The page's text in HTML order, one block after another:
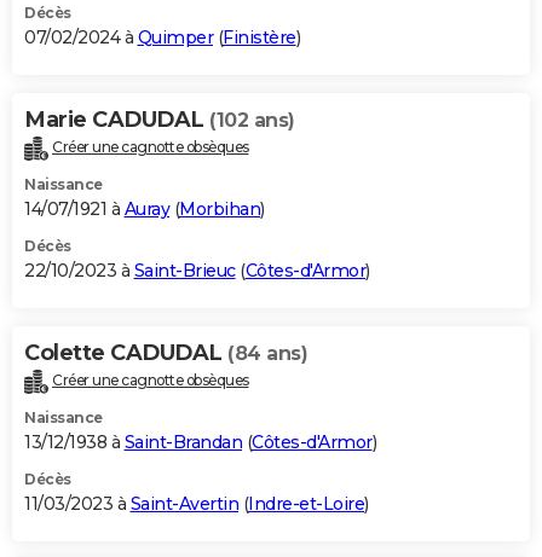
Décès
07/02/2024 à Quimper(Finistère)
Marie CADUDAL (102 ans)
Créer une cagnotte obsèques
Naissance
14/07/1921 à Auray(Morbihan)
Décès
22/10/2023 à Saint-Brieuc(Côtes-d'Armor)
Colette CADUDAL (84 ans)
Créer une cagnotte obsèques
Naissance
13/12/1938 à Saint-Brandan (Côtes-d'Armor)
Décès
11/03/2023 à Saint-Avertin (Indre-et-Loire)